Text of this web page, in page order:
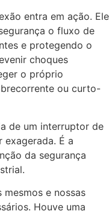
entra em ação. Ele
o fluxo de
e protegendo o
choques
o próprio
ou curto-
de um interruptor de
É a
da segurança
mesmos e nossas
Houve uma